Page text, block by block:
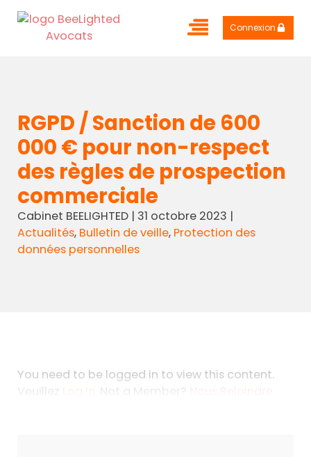
Connexion
RGPD / Sanction de 600
000 € pour non-respect
des règles de prospection
commerciale
Cabinet BEELIGHTED| 31 octobre 2023 |
Actualités, Bulletin de veille, Protection des
données personnelles
You need to be logged in to view this content.
Veuillez
. Not a Member?